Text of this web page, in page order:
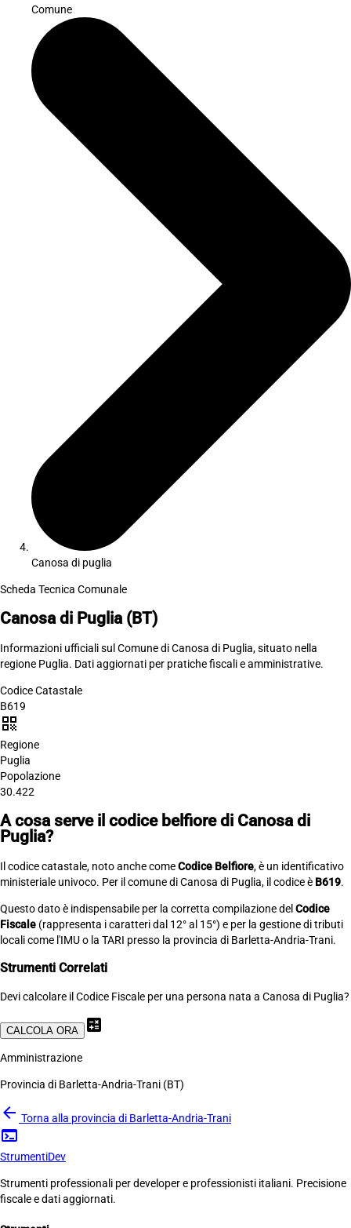
Comune
Canosa di puglia
Scheda Tecnica Comunale
Canosa di Puglia (BT)
Informazioni ufficiali sul Comune di Canosa di Puglia, situato nella
regione Puglia. Dati aggiornati per pratiche fiscali e amministrative.
Codice Catastale
B619
qr_code
Regione
Puglia
Popolazione
30.422
A cosa serve il codice belfiore di Canosa di
Puglia?
Il codice catastale, noto anche comeCodice Belfiore, è un identificativo
ministeriale univoco. Per il comune di Canosa di Puglia, il codice è B619.
Questo dato è indispensabile per la corretta compilazione del Codice
Fiscale (rappresenta i caratteri dal 12° al 15°) e per la gestione di tributi
locali come l'IMU o la TARI presso la provincia di Barletta-Andria-Trani.
Strumenti Correlati
Devi calcolare il Codice Fiscale per una persona nata a Canosa di Puglia?
CALCOLA ORA calculate
Amministrazione
Provincia di Barletta-Andria-Trani (BT)
arrow_back Torna alla provincia di Barletta-Andria-Trani
terminal
StrumentiDev
Strumenti professionali per developer e professionisti italiani. Precisione
fiscale e dati aggiornati.